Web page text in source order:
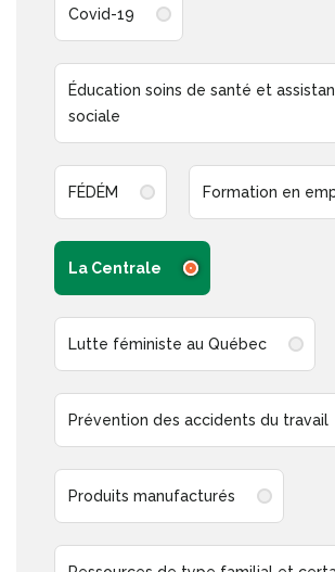
Covid-19
Éducation soins de santé et
sociale
FÉDÉM Formation en
La Centrale
Lutte féministe au Québec
Prévention des accidents du travail
Produits manufacturés